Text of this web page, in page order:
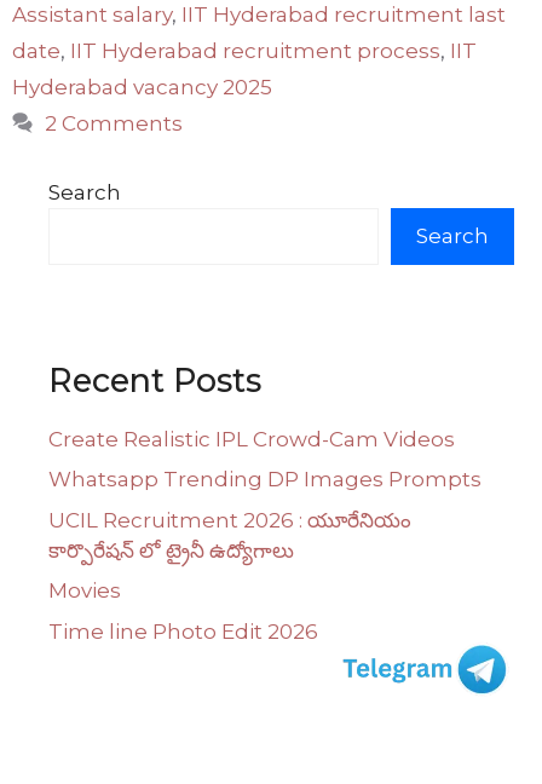
Assistant salary, IIT Hyderabad recruitment last
date, IIT Hyderabad recruitment process, IIT
Hyderabad vacancy 2025
2 Comments
Search
Search
Recent Posts
Create Realistic IPL Crowd-Cam Videos
Whatsapp Trending DP Images Prompts
UCIL Recruitment 2026 : యూరేనియం
కార్పొరేషన్ లో ట్రైనీ ఉద్యోగాలు
Movies
Time line Photo Edit 2026